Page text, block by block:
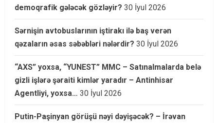
demoqrafik gələcək gözləyir? 30 İyul 2026
Sərnişin avtobuslarının iştirakı ilə baş verən
qəzaların əsas səbəbləri nələrdir? 30 İyul 2026
“AXS” yoxsa, “YUNEST” MMC – Satınalmalarda belə
gizli işlərə şəraiti kimlər yaradır – Antinhisar
Agentliyi, yoxsa… 30 İyul 2026
Putin-Paşinyan görüşü nəyi dəyişəcək? – İrəvan